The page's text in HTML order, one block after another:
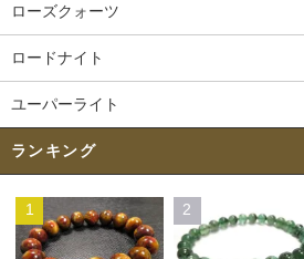
ローズクォーツ
ロードナイト
ユーパーライト
ランキング
1 2